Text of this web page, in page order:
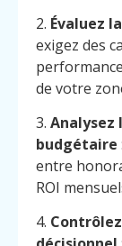
2. Évaluez
exigez des
de votre
3. Analysez
budgétaire
entre
ROI
4.